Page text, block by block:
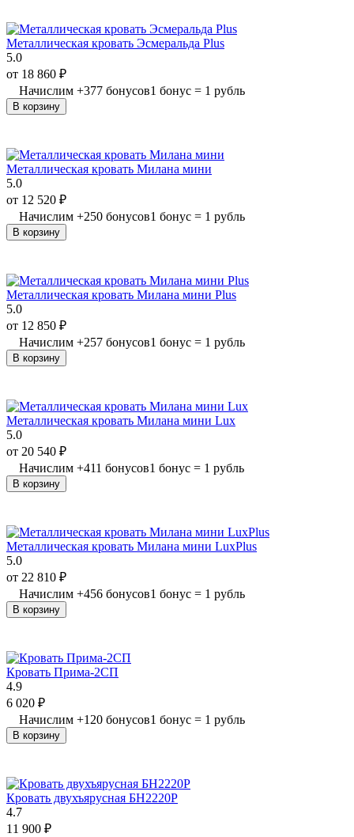
Металлическая кровать Эсмеральда Plus
5.0
от 18 860 ₽
Начислим +377 бонусов1 бонус = 1 рубль
В корзину
Металлическая кровать Милана мини
5.0
от 12 520 ₽
Начислим +250 бонусов1 бонус = 1 рубль
В корзину
Металлическая кровать Милана мини Plus
5.0
от 12 850 ₽
Начислим +257 бонусов1 бонус = 1 рубль
В корзину
Металлическая кровать Милана мини Lux
5.0
от 20 540 ₽
Начислим +411 бонусов1 бонус = 1 рубль
В корзину
Металлическая кровать Милана мини LuxPlus
5.0
от 22 810 ₽
Начислим +456 бонусов1 бонус = 1 рубль
В корзину
Кровать Прима-2СП
4.9
6 020 ₽
Начислим +120 бонусов1 бонус = 1 рубль
В корзину
Кровать двухъярусная БН2220Р
4.7
11 900 ₽